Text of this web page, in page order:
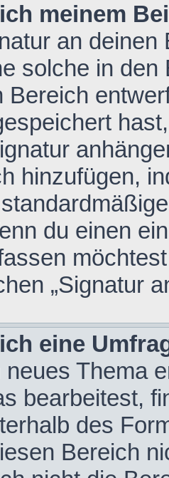
meinem
an
solche in den
Bereich
hinzufügen,
du einen
„Signatur
eine
Thema
bearbeitest,
des
Bereich